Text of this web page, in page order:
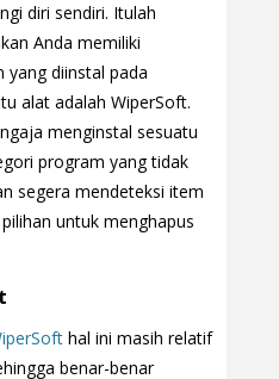
diri sendiri. Itulah
Anda memiliki
yang diinstal pada
alat adalah WiperSoft.
menginstal sesuatu
program yang tidak
segera mendeteksi item
untuk menghapus
hal ini masih relatif
benar-benar